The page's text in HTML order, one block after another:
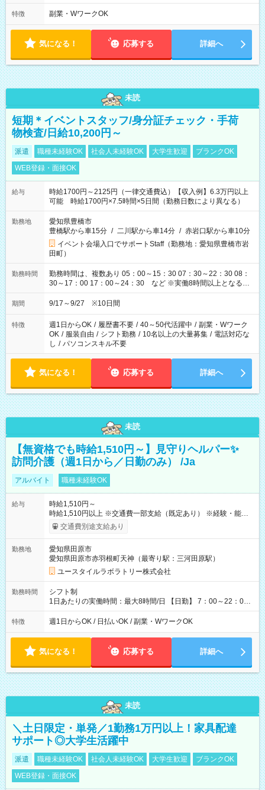
特徴 副業・WワークOK
気になる！ 応募する 詳細へ
未読
短期＊イベントスタッフ/身分証チェック・手荷
物検査/日給10,200円～
派遣 職種未経験OK 社会人未経験OK 大学生歓迎
ブランクOK
WEB登録・面接OK
給与
時給1700円～2125円（一律交通費込）【収入例】6.3万円以上
可能 時給1700円×7.5時間×5日間（勤務日数により異なる）
勤務地
愛知県豊橋市
豊橋駅から車15分 / 二川駅から車14分 / 赤岩口駅から車10分
イベント会場入口でサポートStaff（勤務地：愛知県豊橋市岩
田町）
勤務時間
勤務時間は、複数あり 05：00～15：30 07：30～22：30 08：
30～17：00 17：00～24：30 など ※実働8時間以上となる勤
務もあります。 【休憩】60分+他休憩あり 交替で取得します。
安全面に配慮しこまめな休憩があります。
期間 9/17～9/27 ※10日間
特徴 週1日からOK / 履歴書不要 / 40～50代活躍中 / 副業・Wワーク
OK / 服装自由 / シフト勤務 / 10名以上の大量募集 / 電話対応な
し / パソコンスキル不要
気になる！ 応募する 詳細へ
未読
【無資格でも時給1,510円～】見守りヘルパー✨
訪問介護（週1日から／日勤のみ） /Ja
アルバイト 職種未経験OK
給与
時給1,510円～
時給1,510円以上 ※交通費一部支給（既定あり） ※経験・能力を
考慮して決定します 【収入例】 週1回勤務の場合：1,510円×8時
間×4回=4万8,320円 週3回勤務の場合：1,510円×8時間×12回
1,600円 【試用期間】試用期間あり 試用期間の長さ：2ヶ月
※ 雇用形態と給与に、本採用時と異なる部分があります。 雇用
形態：本採用時と同じです。 給与：時給 1,140円以上
交通費別途支給あり
勤務地
愛知県田原市
愛知県田原市赤羽根町天神（最寄り駅：三河田原駅）
ユースタイルラボラトリー株式会社
勤務時間
シフト制
1日あたりの実働時間：最大8時間/日 【日勤】 7：00～22：00
の間で8時間勤務（休憩時間は法定通り） ※週1日～OK ／ 夜勤
なし ＊＊ 勤務時間例 ＊＊ ■8時から17時 ■9時から18時 ■10
定（毎週同じ曜日勤務）
特徴 週1日からOK / 日払いOK / 副業・WワークOK
気になる！ 応募する 詳細へ
未読
＼土日限定・単発／1勤務1万円以上！家具配達
サポート◎大学生活躍中
派遣 職種未経験OK 社会人未経験OK 大学生歓迎
ブランクOK
WEB登録・面接OK